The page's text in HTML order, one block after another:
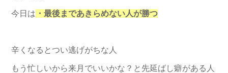
今日は ・最後まであきらめない人が勝つ
辛くなるとつい逃げがちな人
もう忙しいから来月でいいかな？と先延ばし癖がある人